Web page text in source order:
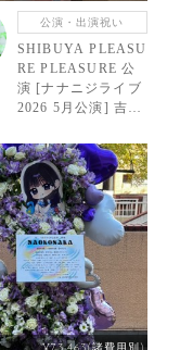
公演・出演祝い
SHIBUYA PLEASU
RE PLEASURE 公
演 [ナナニジライブ
2026 5月公演] 吉沢
スタンド花